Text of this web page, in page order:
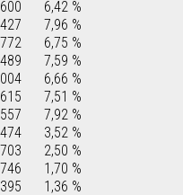
6,42 %
7,96 %
6,75 %
7,59 %
6,66 %
7,51 %
7,92 %
3,52 %
2,50 %
1,70 %
1,36 %